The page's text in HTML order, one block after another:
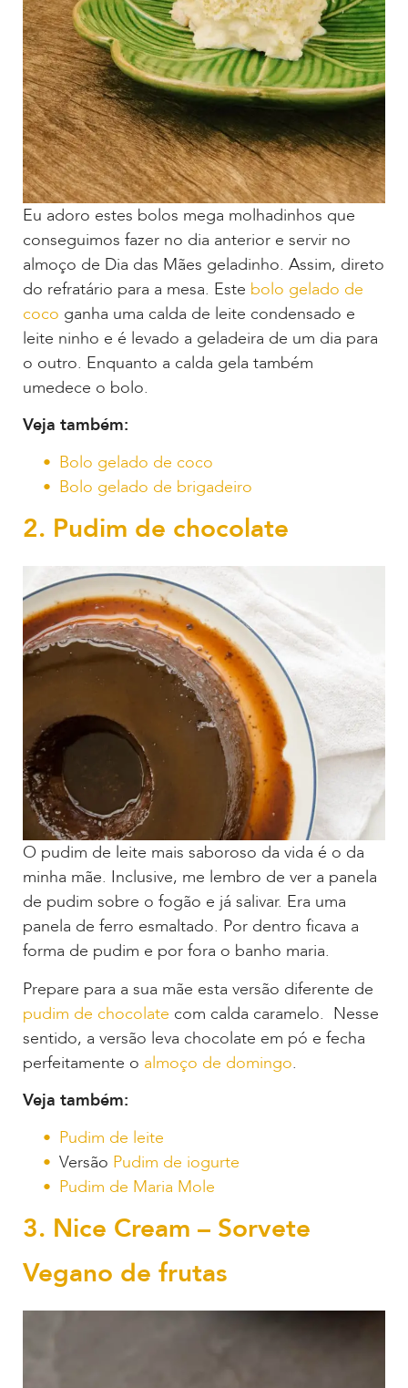
Eu adoro estes bolos mega molhadinhos que
conseguimos fazer no dia anterior e servir no
almoço de Dia das Mães geladinho. Assim, direto
do refratário para a mesa. Este bolo gelado de
coco ganha uma calda de leite condensado e
leite ninho e é levado a geladeira de um dia para
o outro. Enquanto a calda gela também
umedece o bolo.
Veja também:
Bolo gelado de coco
Bolo gelado de brigadeiro
2. Pudim de chocolate
O pudim de leite mais saboroso da vida é o da
minha mãe. Inclusive, me lembro de ver a panela
de pudim sobre o fogão e já salivar. Era uma
panela de ferro esmaltado. Por dentro ficava a
forma de pudim e por fora o banho maria.
Prepare para a sua mãe esta versão diferente de
pudim de chocolate com calda caramelo. Nesse
sentido, a versão leva chocolate em pó e fecha
perfeitamente o almoço de domingo.
Veja também:
Pudim de leite
Versão Pudim de iogurte
Pudim de Maria Mole
3. Nice Cream – Sorvete
Vegano de frutas